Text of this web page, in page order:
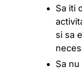
Sa iti
si sa
Sa